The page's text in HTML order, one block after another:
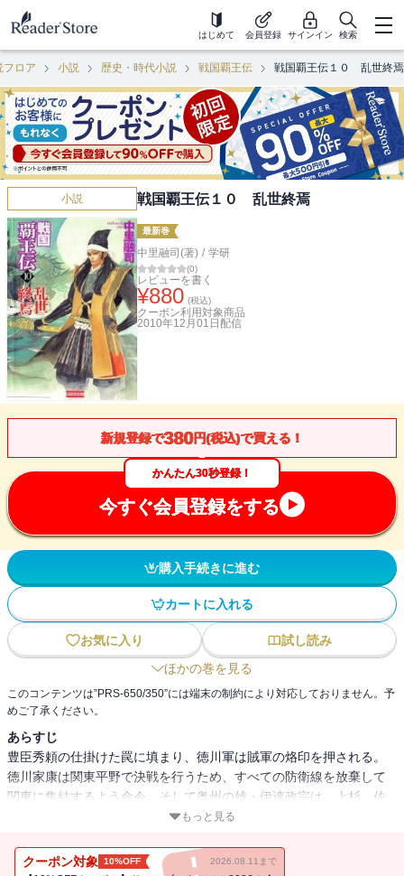
はじめて 会員登録 サインイン 検索
フロア 小説 歴史・時代小説 戦国覇王伝 戦国覇王伝１０ 乱世終焉
小説 戦国覇王伝１０ 乱世終焉
最新巻
中里融司(著) / 学研
(0)
レビューを書く
¥880 (税込)
クーポン利用対象商品
2010年12月01日 配信
新規登録で380円(税込)で買える！
かんたん30秒登録！
今すぐ会員登録をする
購入手続きに進む
カートに入れる
お気に入り
試し読み
ほかの巻を見る
このコンテンツは”PRS-650/350”には端末の制約により対応しておりません。予
めご了承ください。
あらすじ
豊臣秀頼の仕掛けた罠に填まり、徳川軍は賊軍の烙印を押される。
徳川家康は関東平野で決戦を行うため、すべての防衛線を放棄して
関東に集結するよう命令。そして奥州の雄・伊達政宗は、上杉、佐
竹、南部と合流し、家康との決戦へ向かった。政宗の後詰めのた
本に新たな歴史が生まれる。戦国シミュレーションの傑作、ここに
もっと見る
クーポン対象 10%OFF 2026.08.11まで